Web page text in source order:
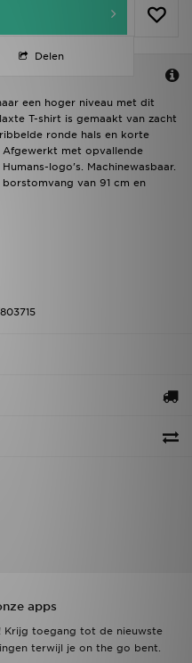
Delen
een hoger niveau met dit
T-shirt is gemaakt van zacht
ronde hals en korte
met opvallende
logo's. Machinewasbaar.
borstomvang van 91 cm en
apps
Krijg toegang tot de nieuwste
terwijl je on the go bent.